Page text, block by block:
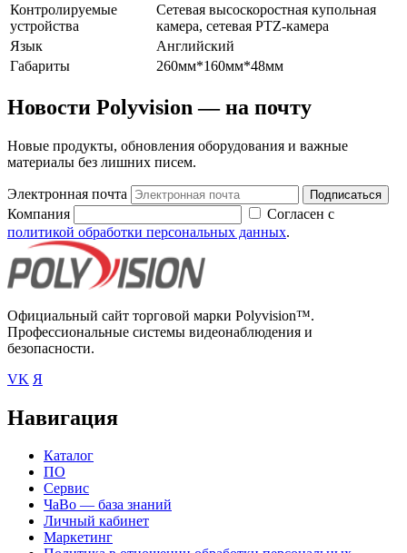
Контролируемые
устройства
Сетевая высоскоростная купольная
камера, сетевая PTZ-камера
Язык
Английский
Габариты
260мм*160мм*48мм
Новости Polyvision — на почту
Новые продукты, обновления оборудования и важные
материалы без лишних писем.
Электронная почта Подписаться
Компания
Согласен с
политикой обработки персональных данных.
Официальный сайт торговой марки Polyvision™.
Профессиональные системы видеонаблюдения и
безопасности.
VK Я
Навигация
Каталог
ПО
Сервис
ЧаВо — база знаний
Личный кабинет
Маркетинг